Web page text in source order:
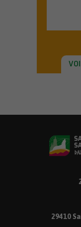
29410